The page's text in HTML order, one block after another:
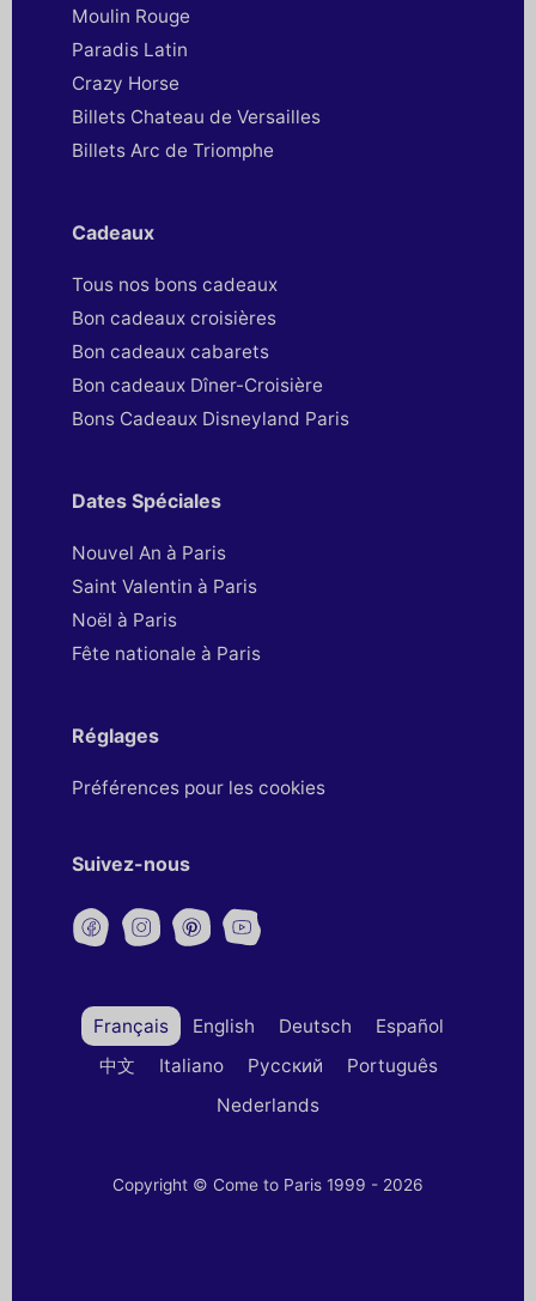
Moulin Rouge
Paradis Latin
Crazy Horse
Billets Chateau de Versailles
Billets Arc de Triomphe
Cadeaux
Tous nos bons cadeaux
Bon cadeaux croisières
Bon cadeaux cabarets
Bon cadeaux Dîner-Croisière
Bons Cadeaux Disneyland Paris
Dates Spéciales
Nouvel An à Paris
Saint Valentin à Paris
Noël à Paris
Fête nationale à Paris
Réglages
Préférences pour les cookies
Suivez-nous
Français English Deutsch
Español
中文
Italiano Русский
Português
Nederlands
Copyright © Come to Paris 1999 - 2026